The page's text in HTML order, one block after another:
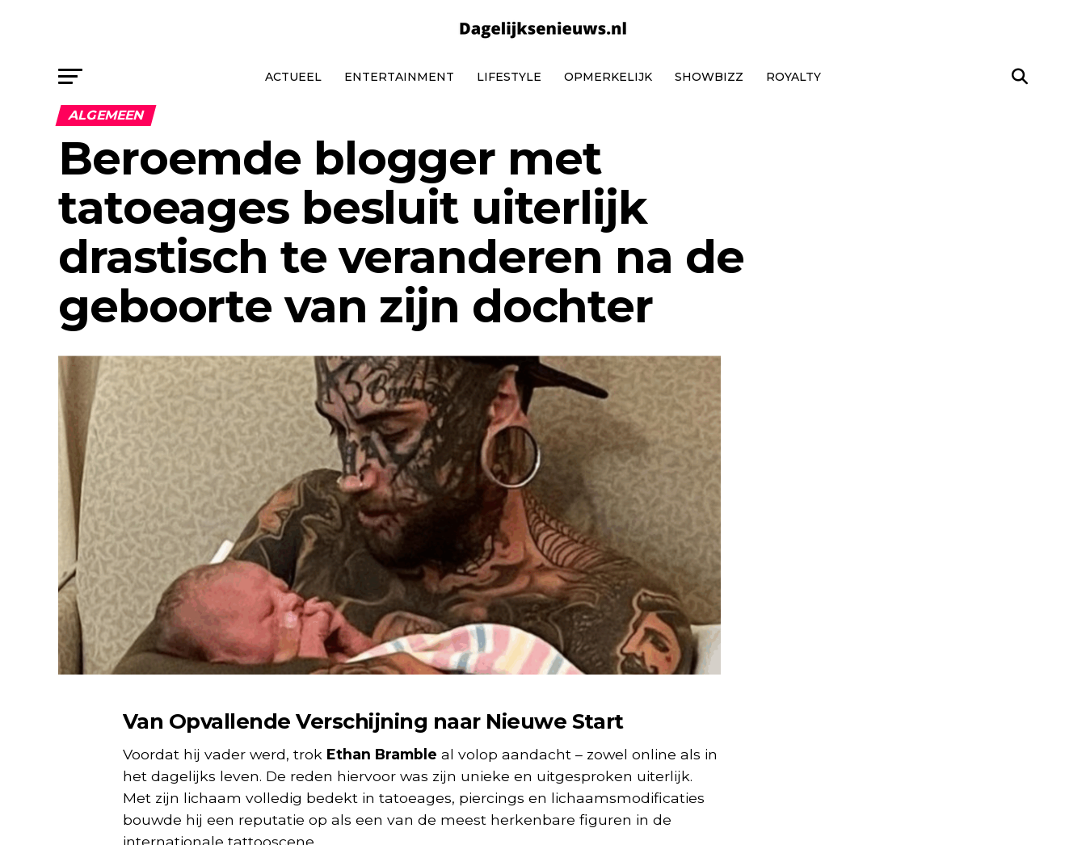
ACTUEEL ENTERTAINMENT LIFESTYLE OPMERKELIJK SHOWBIZZ ROYALTY
ALGEMEEN
Beroemde blogger met
tatoeages besluit uiterlijk
drastisch te veranderen na de
geboorte van zijn dochter
Van Opvallende Verschijning naar Nieuwe Start
Voordat hij vader werd, trok Ethan Bramble al volop aandacht – zowel online als in
het dagelijks leven. De reden hiervoor was zijn unieke en uitgesproken uiterlijk.
Met zijn lichaam volledig bedekt in tatoeages, piercings en lichaamsmodificaties
bouwde hij een reputatie op als een van de meest herkenbare figuren in de
internationale tattooscene.